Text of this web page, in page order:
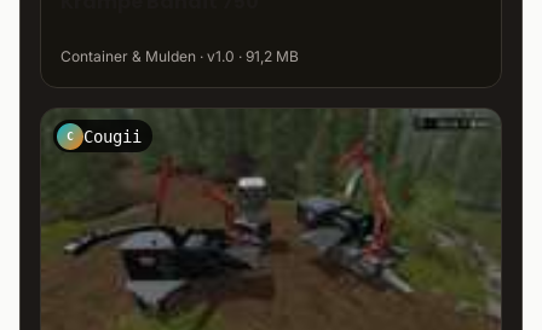
Container & Mulden · v1.0 · 91,2 MB
C Cougii